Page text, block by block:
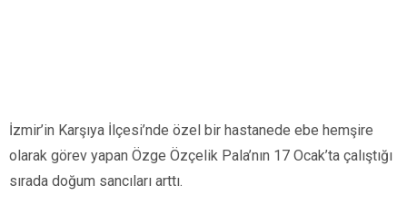
İzmir’in Karşıya İlçesi’nde özel bir hastanede ebe hemşire
olarak görev yapan Özge Özçelik Pala’nın 17 Ocak’ta çalıştığı
sırada doğum sancıları arttı.